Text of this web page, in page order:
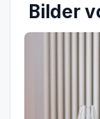
Bilder